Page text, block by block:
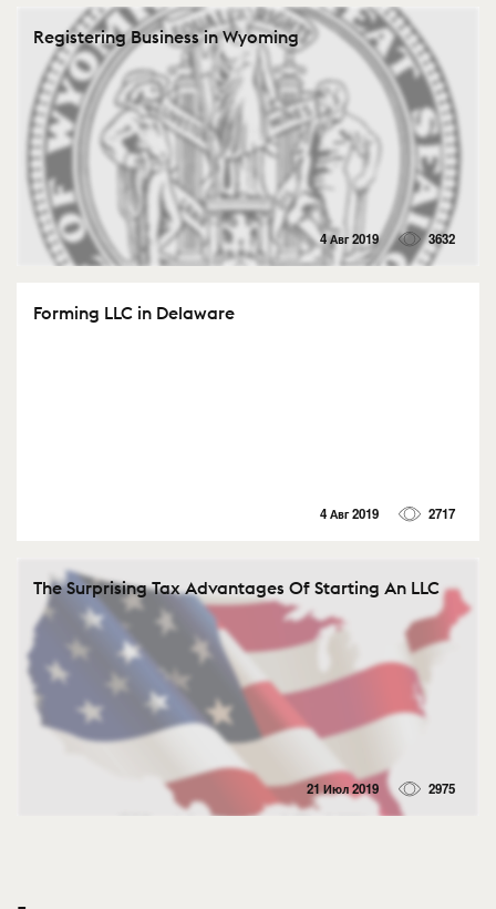
Registering Business in Wyoming
4 Авг 2019 3632
Forming LLC in Delaware
4 Авг 2019 2717
The Surprising Tax Advantages Of Starting An LLC
21 Июл 2019 2975